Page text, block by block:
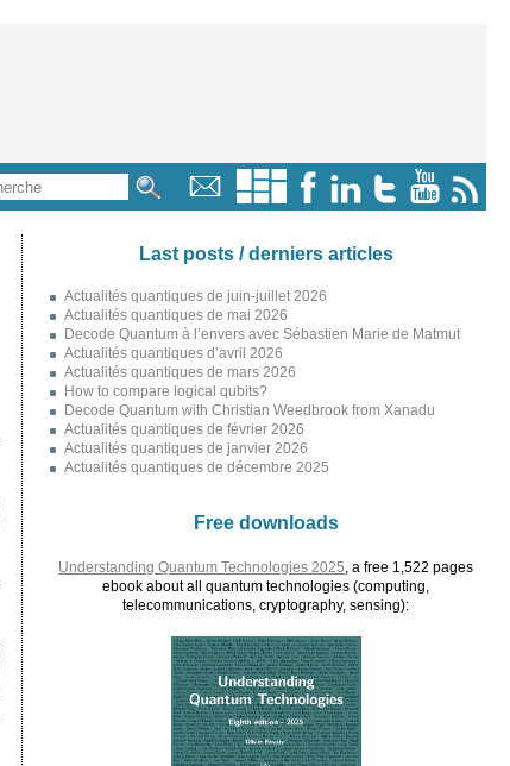
Last posts / derniers articles
Actualités quantiques de juin-juillet 2026
Actualités quantiques de mai 2026
Decode Quantum à l’envers avec Sébastien Marie de Matmut
Actualités quantiques d’avril 2026
Actualités quantiques de mars 2026
How to compare logical qubits?
Decode Quantum with Christian Weedbrook from Xanadu
Actualités quantiques de février 2026
Actualités quantiques de janvier 2026
Actualités quantiques de décembre 2025
Free downloads
Understanding Quantum Technologies 2025 , a free 1,522 pages
ebook about all quantum technologies (computing,
telecommunications, cryptography, sensing):